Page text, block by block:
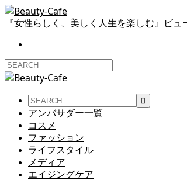
『女性らしく、美しく人生を楽しむ』ビ
アンバサダー一覧
コスメ
ファッション
ライフスタイル
メディア
エイジングケア